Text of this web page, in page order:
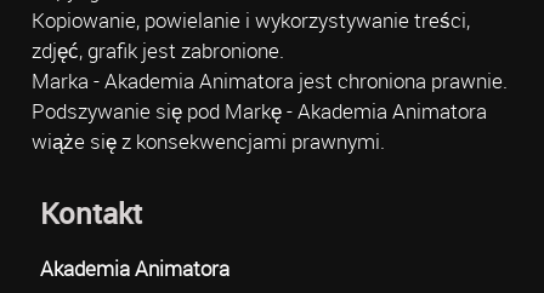
Kopiowanie, powielanie i wykorzystywanie treści,
zdjęć, grafik jest zabronione.
Marka - Akademia Animatora jest chroniona prawnie.
Podszywanie się pod Markę - Akademia Animatora
wiąże się z konsekwencjami prawnymi.
Kontakt
Akademia Animatora